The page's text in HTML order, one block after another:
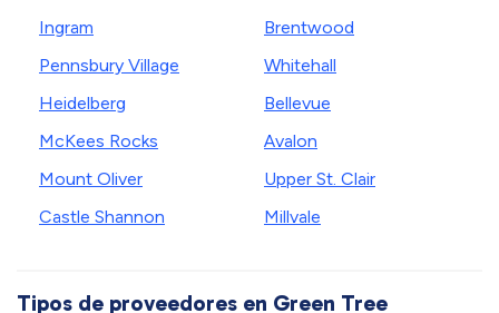
Ingram
Pennsbury Village
Heidelberg
McKees Rocks
Mount Oliver
Castle Shannon
Brentwood
Whitehall
Bellevue
Avalon
Upper St. Clair
Millvale
Tipos de proveedores en Green Tree